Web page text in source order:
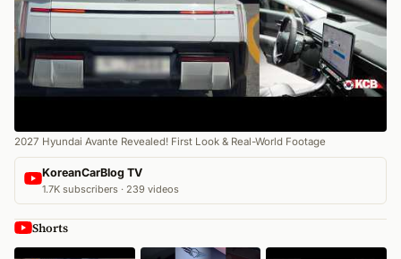
2027 Hyundai Avante Revealed! First Look & Real-World Footage
KoreanCarBlog TV
1.7K subscribers · 239 videos
Shorts